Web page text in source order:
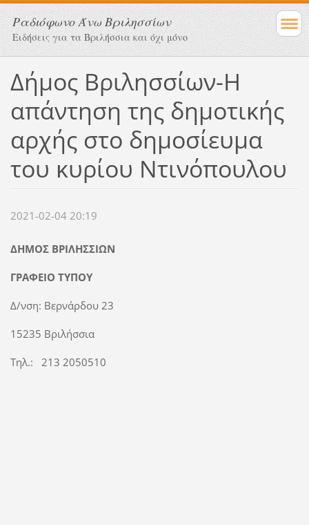
Ραδιόφωνο Άνω Βριλησσίων
Ειδήσεις για τα Βριλήσσια και όχι μόνο
Δήμος Βριλησσίων-Η
απάντηση της δημοτικής
αρχής στο δημοσίευμα
του κυρίου Ντινόπουλου
2021-02-04 20:19
ΔΗΜΟΣ ΒΡΙΛΗΣΣΙΩΝ
ΓΡΑΦΕΙΟ ΤΥΠΟΥ
Δ/νση: Βερνάρδου 23
15235 Βριλήσσια
Τηλ.: 213 2050510